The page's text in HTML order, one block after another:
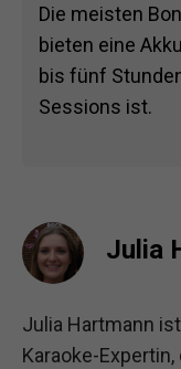
Die meisten
bieten eine
bis fünf
Sessions ist.
Julia
Julia Hartmann
Karaoke-